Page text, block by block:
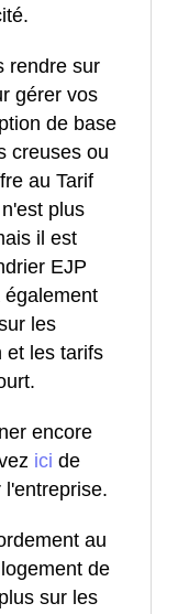
rendre sur
gérer vos
de base
creuses ou
au Tarif
plus
il est
EJP
également
les
et les tarifs
encore
ici de
au
de
sur les